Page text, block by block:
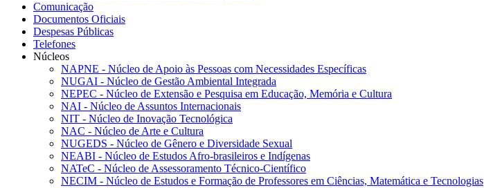
Comunicação
Documentos Oficiais
Despesas Públicas
Telefones
Núcleos
NAPNE - Núcleo de Apoio às Pessoas com Necessidades Específicas
NUGAI - Núcleo de Gestão Ambiental Integrada
NEPEC - Núcleo de Extensão e Pesquisa em Educação, Memória e Cultura
NAI - Núcleo de Assuntos Internacionais
NIT - Núcleo de Inovação Tecnológica
NAC - Núcleo de Arte e Cultura
NUGEDS - Núcleo de Gênero e Diversidade Sexual
NEABI - Núcleo de Estudos Afro-brasileiros e Indígenas
NATeC - Núcleo de Assessoramento Técnico-Científico
NECIM - Núcleo de Estudos e Formação de Professores em Ciências, Matemática e Tecnologias